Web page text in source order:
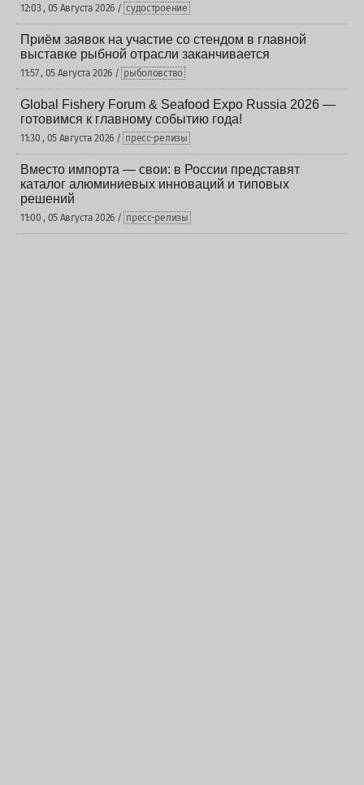
12:03 , 05 Августа 2026 / судостроение
Приём заявок на участие со стендом в главной
выставке рыбной отрасли заканчивается
11:57 , 05 Августа 2026 / рыболовство
Global Fishery Forum & Seafood Expo Russia 2026 —
готовимся к главному событию года!
11:30 , 05 Августа 2026 / пресс-релизы
Вместо импорта — свои: в России представят
каталог алюминиевых инноваций и типовых
решений
11:00 , 05 Августа 2026 / пресс-релизы